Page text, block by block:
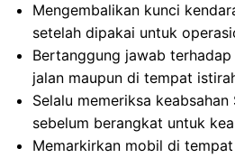
Mengembalikan kunci
setelah dipakai untuk
Bertanggung jawab
jalan maupun di tempat
Selalu memeriksa keabsahan
sebelum berangkat untuk
Memarkirkan mobil di